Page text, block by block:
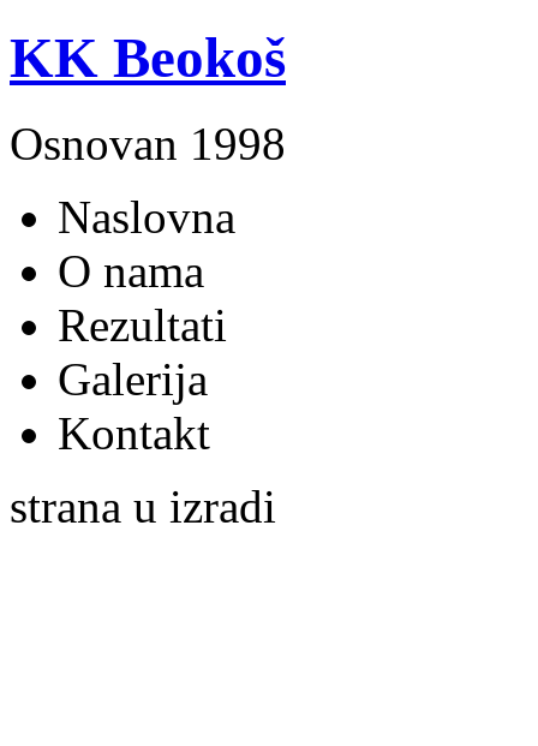
KK Beokoš
Osnovan 1998
Naslovna
O nama
Rezultati
Galerija
Kontakt
strana u izradi